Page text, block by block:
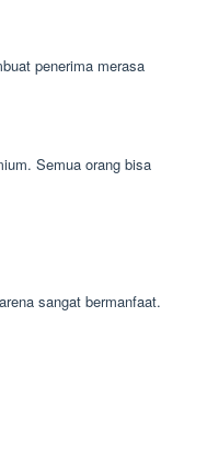
penerima merasa
Semua orang bisa
sangat bermanfaat.